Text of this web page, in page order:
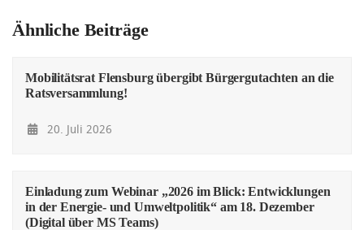
Ähnliche Beiträge
Mobilitätsrat Flensburg übergibt Bürgergutachten an die
Ratsversammlung!
20. Juli 2026
Einladung zum Webinar „2026 im Blick: Entwicklungen
in der Energie- und Umweltpolitik“ am 18. Dezember
(Digital über MS Teams)